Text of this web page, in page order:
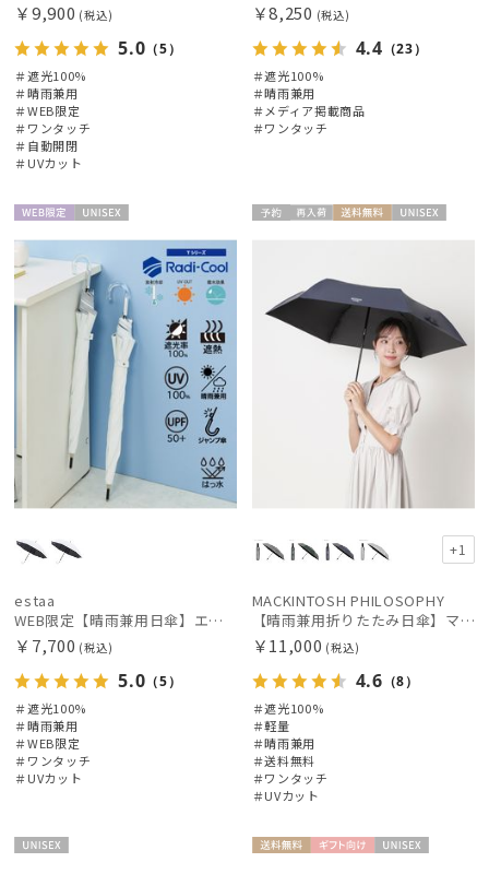
レディース メンズ
カテゴリー
ブランド
傘機能
その他
カラー
価格・割引率
在庫表示
販売状況
入荷状況
￥9,900 (税込)
5.0 （5）
＃遮光100%
＃晴雨兼用
＃WEB限定
＃ワンタッチ
＃自動開閉
＃UVカット
￥8,250 (税込)
4.4 （23）
＃遮光100%
＃晴雨兼用
＃メディア掲載商品
＃ワンタッチ
定
estaa
WEB限定【晴雨兼用日傘】エスタ(estaa)REIKYAKUパラソル 55㎝ ラディクール 遮光100 UV100 ボタンジャンプ
￥7,700 (税込)
5.0 （5）
＃遮光100%
＃晴雨兼用
＃WEB限定
＃ワンタッチ
＃UVカット
+1
MACKINTOSH PHILOSOPHY
【晴雨兼用折りたたみ日傘】マッキントッシュ フィロソフィー (MACKINTOSH PHILOSOPHY) バーブレラ サンプロテクト（SUNPROTECT）自動開閉 遮光100
￥11,000 (税込)
4.6 （8）
＃遮光100%
＃軽量
＃晴雨兼用
＃送料無料
＃ワンタッチ
＃UVカット